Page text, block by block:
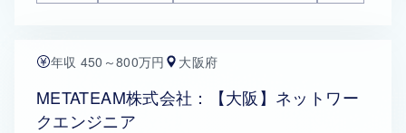
年収 450～800万円 大阪府
METATEAM株式会社：【大阪】ネットワー
クエンジニア